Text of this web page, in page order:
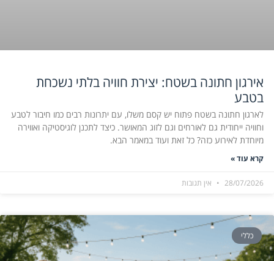
אירגון חתונה בשטח: יצירת חוויה בלתי נשכחת
בטבע
לארגון חתונה בשטח פתוח יש קסם משלו, עם יתרונות רבים כמו חיבור לטבע
וחוויה ייחודית גם לאורחים וגם לזוג המאושר. כיצד לתכנן לוגיסטיקה ואווירה
מיוחדת לאירוע כזה? כל זאת ועוד במאמר הבא.
קרא עוד »
28/07/2026 אין תגובות
כללי